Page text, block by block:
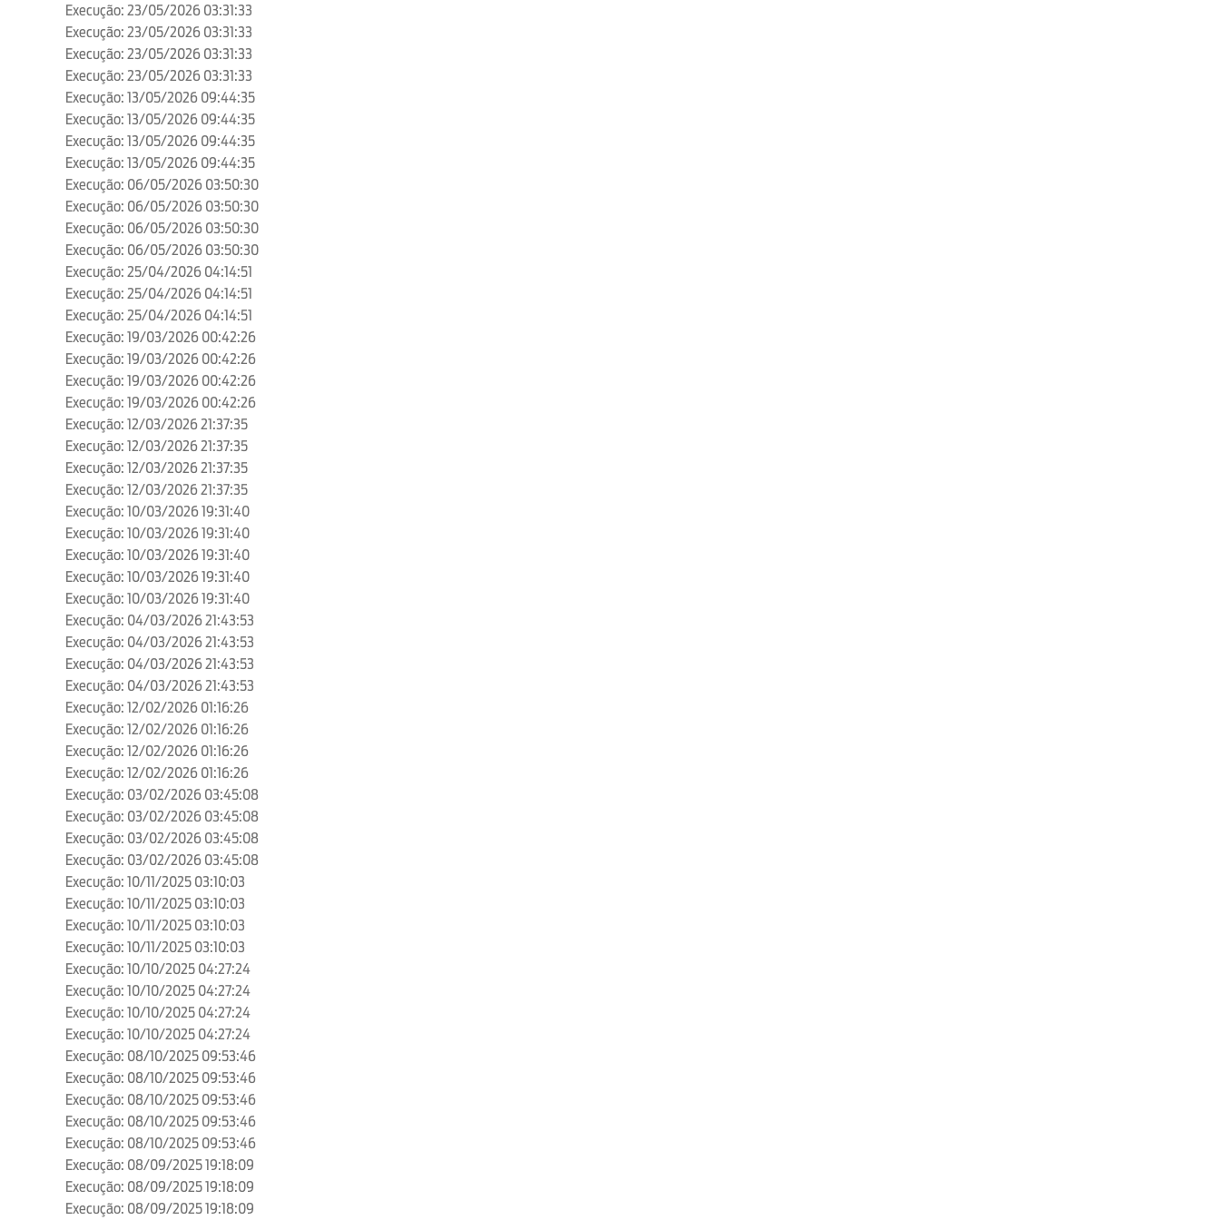
Execução: 23/05/2026 03:31:33
Execução: 23/05/2026 03:31:33
Execução: 23/05/2026 03:31:33
Execução: 23/05/2026 03:31:33
Execução: 13/05/2026 09:44:35
Execução: 13/05/2026 09:44:35
Execução: 13/05/2026 09:44:35
Execução: 13/05/2026 09:44:35
Execução: 06/05/2026 03:50:30
Execução: 06/05/2026 03:50:30
Execução: 06/05/2026 03:50:30
Execução: 06/05/2026 03:50:30
Execução: 25/04/2026 04:14:51
Execução: 25/04/2026 04:14:51
Execução: 25/04/2026 04:14:51
Execução: 19/03/2026 00:42:26
Execução: 19/03/2026 00:42:26
Execução: 19/03/2026 00:42:26
Execução: 19/03/2026 00:42:26
Execução: 12/03/2026 21:37:35
Execução: 12/03/2026 21:37:35
Execução: 12/03/2026 21:37:35
Execução: 12/03/2026 21:37:35
Execução: 10/03/2026 19:31:40
Execução: 10/03/2026 19:31:40
Execução: 10/03/2026 19:31:40
Execução: 10/03/2026 19:31:40
Execução: 10/03/2026 19:31:40
Execução: 04/03/2026 21:43:53
Execução: 04/03/2026 21:43:53
Execução: 04/03/2026 21:43:53
Execução: 04/03/2026 21:43:53
Execução: 12/02/2026 01:16:26
Execução: 12/02/2026 01:16:26
Execução: 12/02/2026 01:16:26
Execução: 12/02/2026 01:16:26
Execução: 03/02/2026 03:45:08
Execução: 03/02/2026 03:45:08
Execução: 03/02/2026 03:45:08
Execução: 03/02/2026 03:45:08
Execução: 10/11/2025 03:10:03
Execução: 10/11/2025 03:10:03
Execução: 10/11/2025 03:10:03
Execução: 10/11/2025 03:10:03
Execução: 10/10/2025 04:27:24
Execução: 10/10/2025 04:27:24
Execução: 10/10/2025 04:27:24
Execução: 10/10/2025 04:27:24
Execução: 08/10/2025 09:53:46
Execução: 08/10/2025 09:53:46
Execução: 08/10/2025 09:53:46
Execução: 08/10/2025 09:53:46
Execução: 08/10/2025 09:53:46
Execução: 08/09/2025 19:18:09
Execução: 08/09/2025 19:18:09
Execução: 08/09/2025 19:18:09